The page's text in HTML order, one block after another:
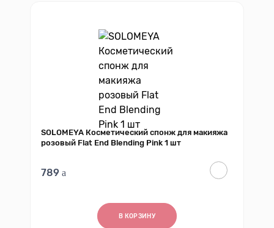
SOLOMEYA Косметический спонж для макияжа
розовый Flat End Blending Pink 1 шт
789
В КОРЗИНУ